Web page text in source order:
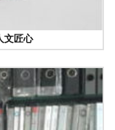
文匠心